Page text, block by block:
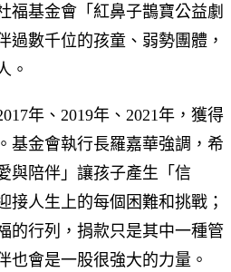
福基金會「紅鼻子鵲寶公益劇
過數千位的孩童、弱勢團體，
。
年、2019年、2021年，獲得
基金會執行長羅嘉華強調，希
與陪伴」讓孩子產生「信
接人生上的每個困難和挑戰；
的行列，捐款只是其中一種管
也會是一股很強大的力量。